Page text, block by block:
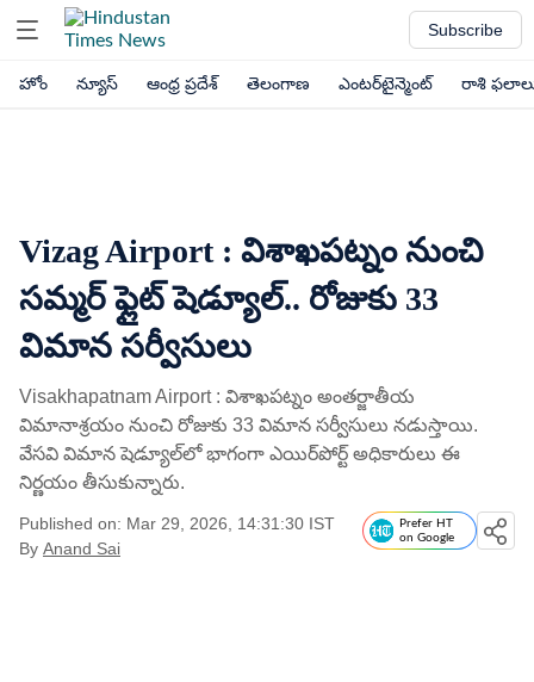
Subscribe
హోం న్యూస్ ఆంధ్ర ప్రదేశ్ తెలంగాణ ఎంటర్‌టైన్మెంట్ రాశి
Vizag Airport : విశాఖపట్నం నుంచి
సమ్మర్ ఫ్లైట్ షెడ్యూల్.. రోజుకు 33
విమాన సర్వీసులు
Visakhapatnam Airport : విశాఖపట్నం అంతర్జాతీయ
విమానాశ్రయం నుంచి రోజుకు 33 విమాన సర్వీసులు నడుస్తాయి.
వేసవి విమాన షెడ్యూల్‌లో భాగంగా ఎయిర్‌పోర్ట్ అధికారులు ఈ
నిర్ణయం తీసుకున్నారు.
Published on: Mar 29, 2026, 14:31:30 IST
By Anand Sai
Prefer HT
on Google